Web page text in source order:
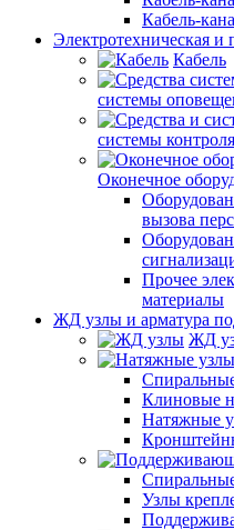
Кабель-
Электротехническая
Кабель
системы
системы контроля
Оконечное
вызова
Прочее
материалы
ЖД узлы и арматура
ЖД
Клиновые
Натяжные
Узлы